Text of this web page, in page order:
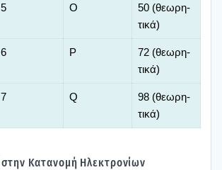
5 O
50 (θεω­ρη­
τι­κά)
6 P
72 (θεω­ρη­
τι­κά)
7 Q
98 (θεω­ρη­
τι­κά)
στην Κατα­νο­μή Ηλε­κτρο­νί­ων